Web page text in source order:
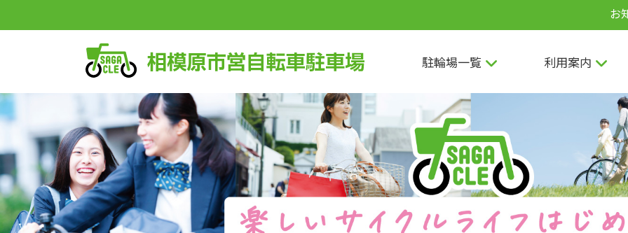
お
駐輪場一覧 利用案内